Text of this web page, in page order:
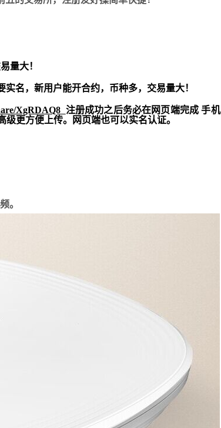
量大！
名，新用户能开合约， 币种多，交易量大！
XgRDAQ8 注册成功之后务必在网页端完成 手
更方便上传。网页端也可以实名认证。
。